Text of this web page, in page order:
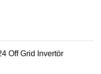
Off Grid Invertör